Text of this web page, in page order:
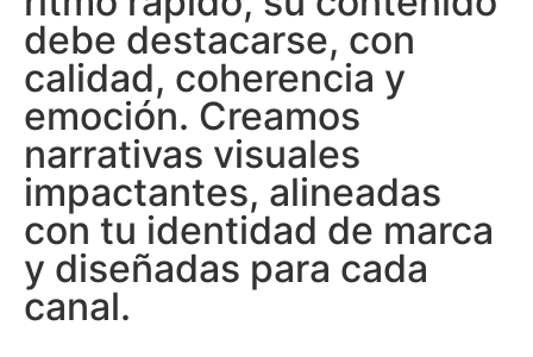
debe destacarse, con
calidad, coherencia y
emoción. Creamos
narrativas visuales
impactantes, alineadas
con tu identidad de marca
y diseñadas para cada
canal.